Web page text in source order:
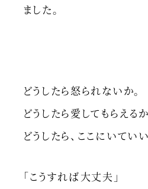
ました。
どうしたら怒られないか。
どうしたら愛してもらえるか
どうしたら、ここにいてい
「こうすれば大丈夫」